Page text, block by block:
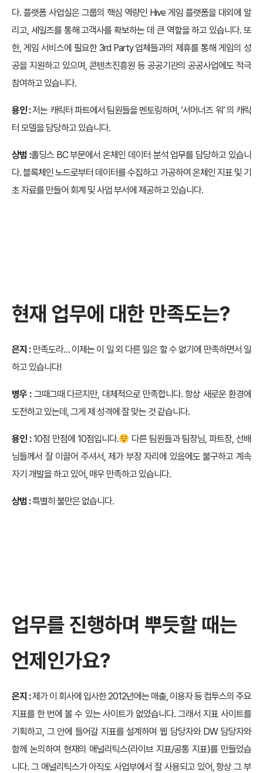
다. 플랫폼 사업실은 그룹의 핵심 역량인 Hive 게임 플랫폼을 대외에 알
리고, 세일즈를 통해 고객사를 확보하는 데 큰 역할을 하고 있습니다. 또
한, 게임 서비스에 필요한 3rd Party 업체들과의 제휴를 통해 게임의 성
공을 지원하고 있으며, 콘텐츠진흥원 등 공공기관의 공공사업에도 적극
참여하고 있습니다.
용인 :저는 캐릭터 파트에서 팀원들을 멘토링하며, ‘서머너즈 워’ 의 캐릭
터 모델을 담당하고 있습니다.
상범 :홀딩스 BC 부문에서 온체인 데이터 분석 업무를 담당하고 있습니
다. 블록체인 노드로부터 데이터를 수집하고 가공하여 온체인 지표 및 기
초 자료를 만들어 회계 및 사업 부서에 제공하고 있습니다.
현재 업무에 대한 만족도는?
은지 : 만족도라… 이제는 이 일 외 다른 일은 할 수 없기에 만족하면서 일
하고 있습니다!
병우 :그때그때 다르지만, 대체적으로 만족합니다. 항상 새로운 환경에
도전하고 있는데, 그게 제 성격에 잘 맞는 것 같습니다.
용인 :10점 만점에 10점입니다.
다른 팀원들과 팀장님, 파트장, 선배
님들께서 잘 이끌어 주셔서, 제가 부장 자리에 있음에도 불구하고 계속
자기 개발을 하고 있어, 매우 만족하고 있습니다.
상범 :특별히 불만은 없습니다.
업무를 진행하며 뿌듯할 때는
언제인가요?
은지 :제가 이 회사에 입사한 2012년에는 매출, 이용자 등 컴투스의 주요
지표를 한 번에 볼 수 있는 사이트가 없었습니다. 그래서 지표 사이트를
기획하고, 그 안에 들어갈 지표를 설계하며 웹 담당자와 DW 담당자와
함께 논의하여 현재의 애널리틱스(라이브 지표/공통 지표)를 만들었습
니다. 그 애널리틱스가 아직도 사업부에서 잘 사용되고 있어, 항상 그 부